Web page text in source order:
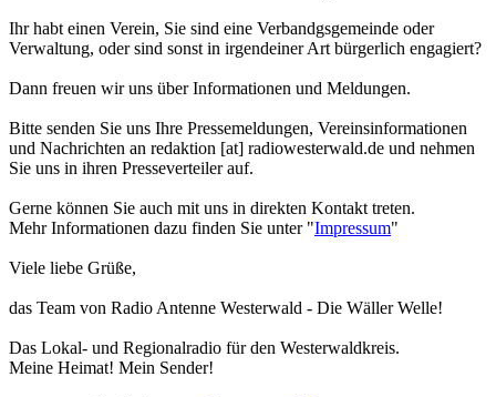
Ihr habt einen Verein, Sie sind eine Verbandgsgemeinde oder
Verwaltung, oder sind sonst in irgendeiner Art bürgerlich engagiert?
Dann freuen wir uns über Informationen und Meldungen.
Bitte senden Sie uns Ihre Pressemeldungen, Vereinsinformationen
und Nachrichten an redaktion [at] radiowesterwald.de und nehmen
Sie uns in ihren Presseverteiler auf.
Gerne können Sie auch mit uns in direkten Kontakt treten.
Mehr Informationen dazu finden Sie unter "Impressum"
Viele liebe Grüße,
das Team von Radio Antenne Westerwald - Die Wäller Welle!
Das Lokal- und Regionalradio für den Westerwaldkreis.
Meine Heimat! Mein Sender!